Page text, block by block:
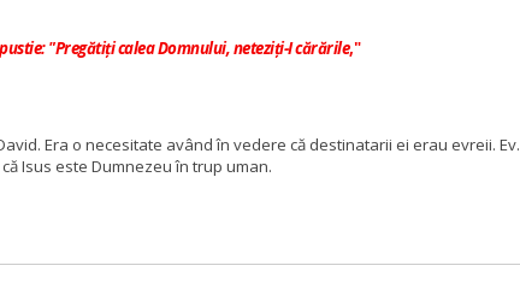
"Pregătiţi calea Domnului, neteziţi-I cărările,"
Era o necesitate având în vedere că destinatarii ei erau evreii. Ev.
Isus este Dumnezeu în trup uman.